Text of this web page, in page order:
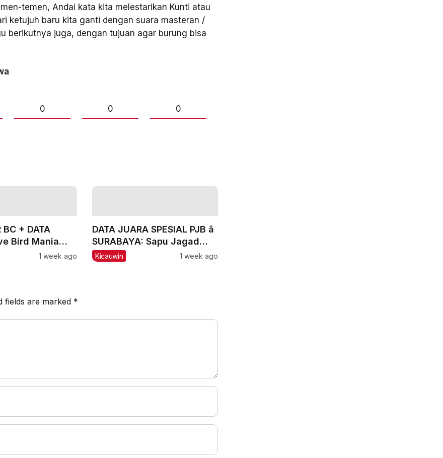
temen, Andai kata kita melestarikan Kunti atau
ketujuh baru kita ganti dengan suara masteran /
berikutnya juga, dengan tujuan agar burung bisa
0 0 0
BC + DATA
Bird Mania
1 week ago
DATA JUARA SPESIAL PJB â
SURABAYA: Sapu Jagad
Nyaris Meraih Hatrik
Kicauwin 1 week ago
fields are marked *